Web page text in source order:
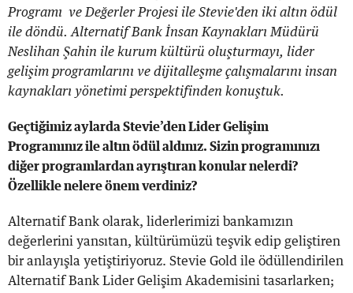
Programı ve Değerler Projesi ile Stevie'den iki altın ödül
ile döndü. Alternatif Bank İnsan Kaynakları Müdürü
Neslihan Şahin ile kurum kültürü oluşturmayı, lider
gelişim programlarını ve dijitalleşme çalışmalarını insan
kaynakları yönetimi perspektifinden konuştuk.
Geçtiğimiz aylarda Stevie’den Lider Gelişim
Programınız ile altın ödül aldınız. Sizin programınızı
diğer programlardan ayrıştıran konular nelerdi?
Özellikle nelere önem verdiniz?
Alternatif Bank olarak, liderlerimizi bankamızın
değerlerini yansıtan, kültürümüzü teşvik edip geliştiren
bir anlayışla yetiştiriyoruz. Stevie Gold ile ödüllendirilen
Alternatif Bank Lider Gelişim Akademisini tasarlarken;